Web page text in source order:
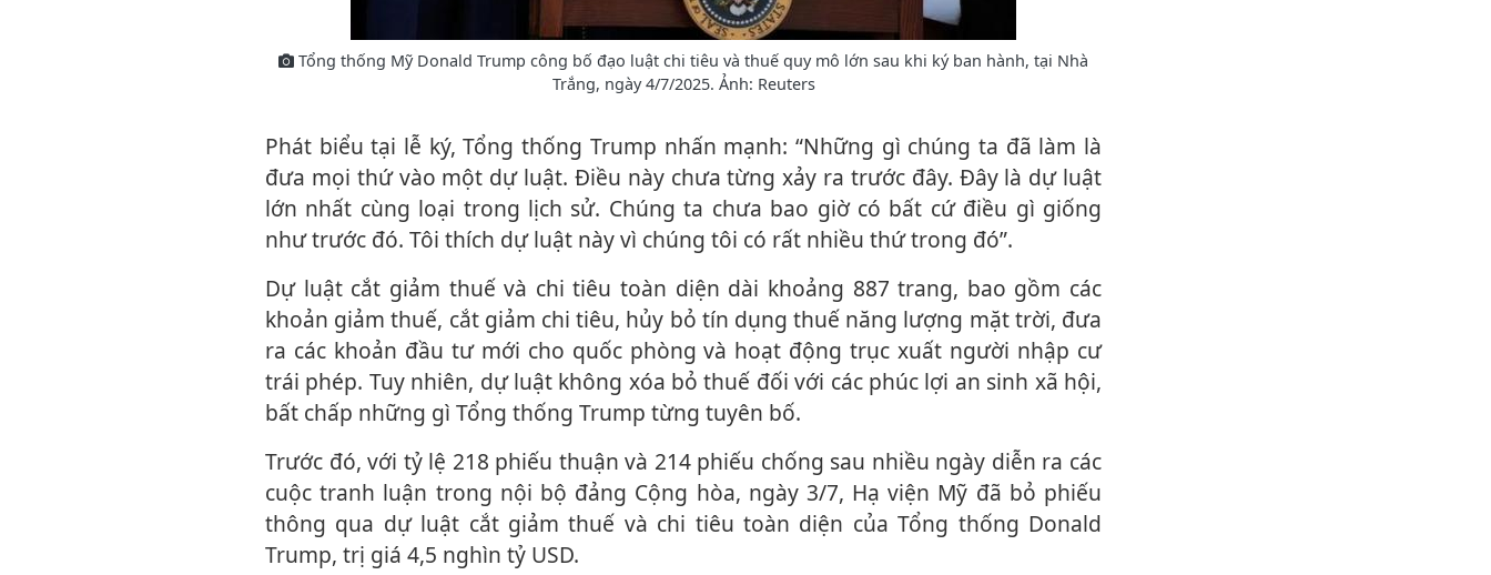
Tổng thống Mỹ Donald Trump công bố đạo luật chi tiêu và thuế quy mô lớn sau khi ký ban hành, tại Nhà
Trắng, ngày 4/7/2025. Ảnh: Reuters
Phát biểu tại lễ ký, Tổng thống Trump nhấn mạnh: “Những gì chúng ta đã làm là
đưa mọi thứ vào một dự luật. Điều này chưa từng xảy ra trước đây. Đây là dự luật
lớn nhất cùng loại trong lịch sử. Chúng ta chưa bao giờ có bất cứ điều gì giống
như trước đó. Tôi thích dự luật này vì chúng tôi có rất nhiều thứ trong đó”.
Dự luật cắt giảm thuế và chi tiêu toàn diện dài khoảng 887 trang, bao gồm các
khoản giảm thuế, cắt giảm chi tiêu, hủy bỏ tín dụng thuế năng lượng mặt trời, đưa
ra các khoản đầu tư mới cho quốc phòng và hoạt động trục xuất người nhập cư
trái phép. Tuy nhiên, dự luật không xóa bỏ thuế đối với các phúc lợi an sinh xã hội,
bất chấp những gì Tổng thống Trump từng tuyên bố.
Trước đó, với tỷ lệ 218 phiếu thuận và 214 phiếu chống sau nhiều ngày diễn ra các
cuộc tranh luận trong nội bộ đảng Cộng hòa, ngày 3/7, Hạ viện Mỹ đã bỏ phiếu
thông qua dự luật cắt giảm thuế và chi tiêu toàn diện của Tổng thống Donald
Trump, trị giá 4,5 nghìn tỷ USD.